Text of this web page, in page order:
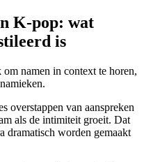
K-pop: wat
is
namen in context te horen,
overstappen van aanspreken
als de intimiteit groeit. Dat
dramatisch worden gemaakt